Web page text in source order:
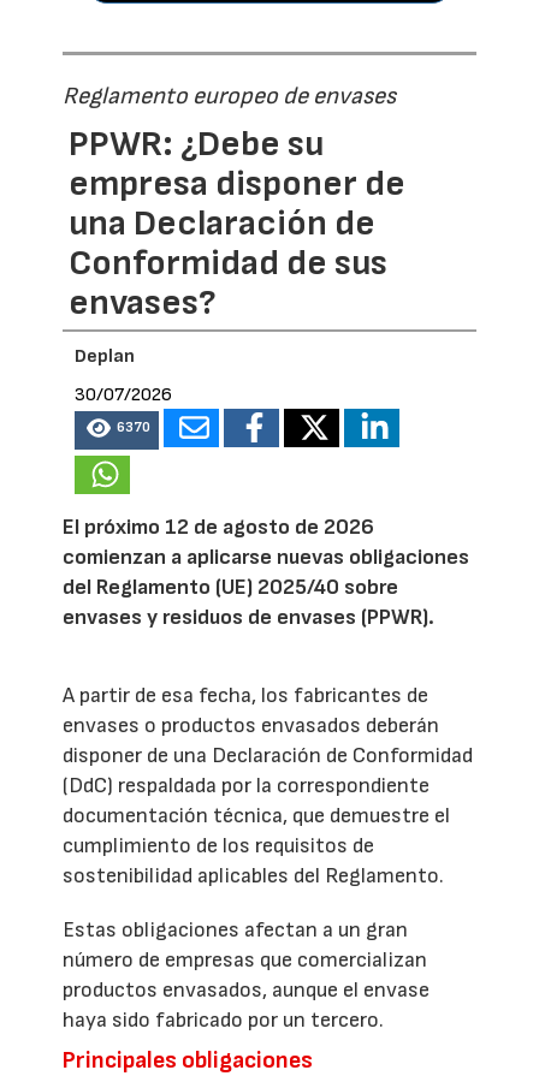
Reglamento europeo de envases
PPWR: ¿Debe su
empresa disponer de
una Declaración de
Conformidad de sus
envases?
Deplan
30/07/2026
6370
El próximo 12 de agosto de 2026
comienzan a aplicarse nuevas obligaciones
del Reglamento (UE) 2025/40 sobre
envases y residuos de envases (PPWR).
A partir de esa fecha, los fabricantes de
envases o productos envasados deberán
disponer de una Declaración de Conformidad
(DdC) respaldada por la correspondiente
documentación técnica, que demuestre el
cumplimiento de los requisitos de
sostenibilidad aplicables del Reglamento.
Estas obligaciones afectan a un gran
número de empresas que comercializan
productos envasados, aunque el envase
haya sido fabricado por un tercero.
Principales obligaciones